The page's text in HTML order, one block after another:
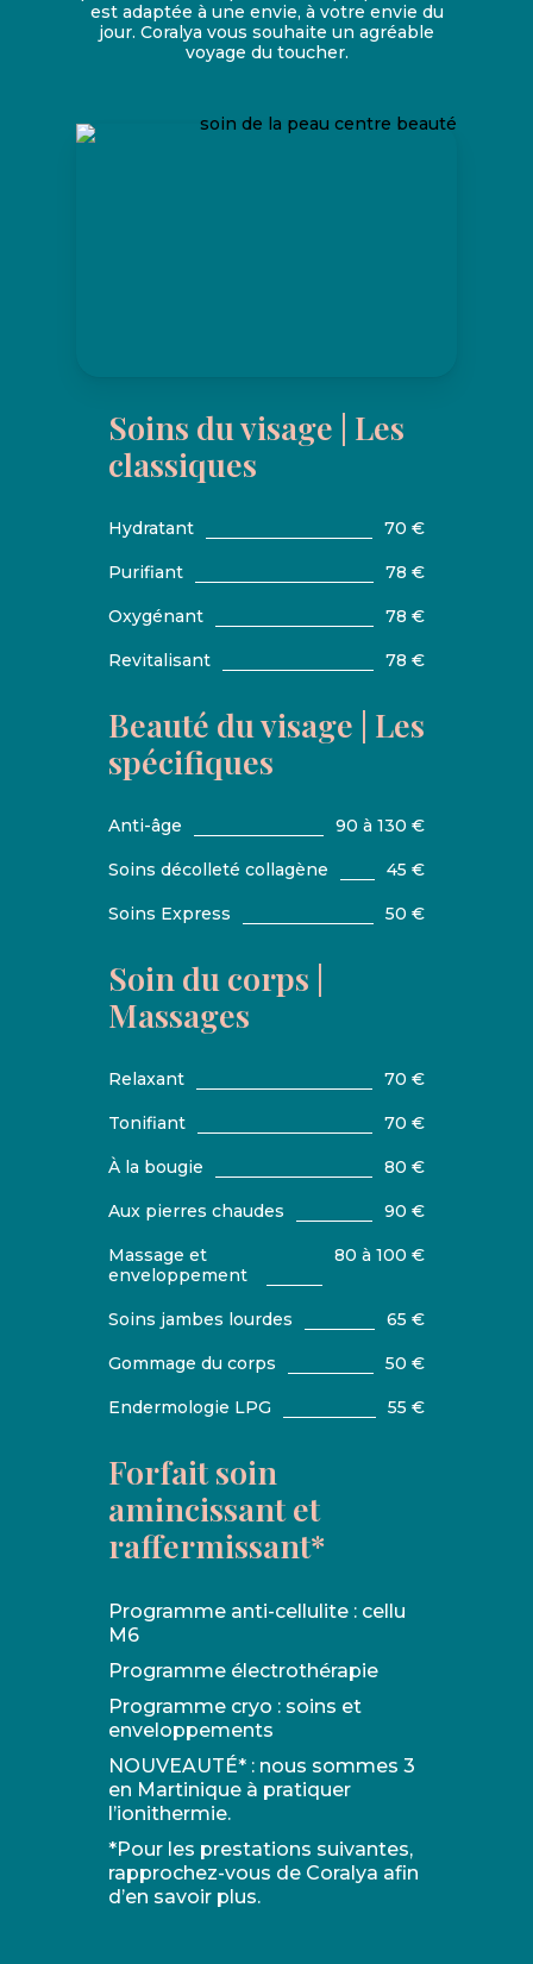
est adaptée à une envie, à votre envie du
jour. Coralya vous souhaite un agréable
voyage du toucher.
Soins du visage | Les
classiques
Hydratant 70 €
Purifiant 78 €
Oxygénant 78 €
Revitalisant 78 €
Beauté du visage | Les
spécifiques
Anti-âge 90 à 130 €
Soins décolleté collagène 45 €
Soins Express 50 €
Soin du corps |
Massages
Relaxant 70 €
Tonifiant 70 €
À la bougie 80 €
Aux pierres chaudes 90 €
Massage et
enveloppement
80 à 100 €
Soins jambes lourdes 65 €
Gommage du corps 50 €
Endermologie LPG 55 €
Forfait soin
amincissant et
raffermissant*
Programme anti-cellulite : cellu
M6
Programme électrothérapie
Programme cryo : soins et
enveloppements
NOUVEAUTÉ* : nous sommes 3
en Martinique à pratiquer
l’ionithermie.
*Pour les prestations suivantes,
rapprochez-vous de Coralya afin
d’en savoir plus.